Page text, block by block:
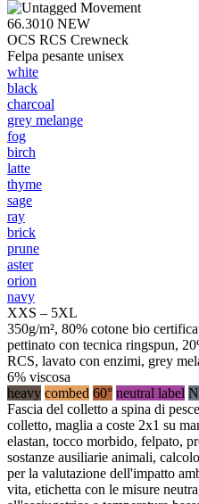
66.3010 NEW
OCS RCS Crewneck
Felpa pesante unisex
white
black
charcoal
grey melange
fog
birch
latte
thyme
sage
ray
brick
prune
aster
orion
navy
XXS – 5XL
350g/m², 80% cotone bio
pettinato con tecnica ringspun,
RCS, lavato con enzimi, grey
6% viscosa
heavy combed 60° neutral label
Fascia del colletto a spina di
colletto, maglia a coste 2x1 su
elastan, tocco morbido, felpato,
sostanze ausiliarie animali,
per la valutazione dell'impatto
vita, etichetta con le misure